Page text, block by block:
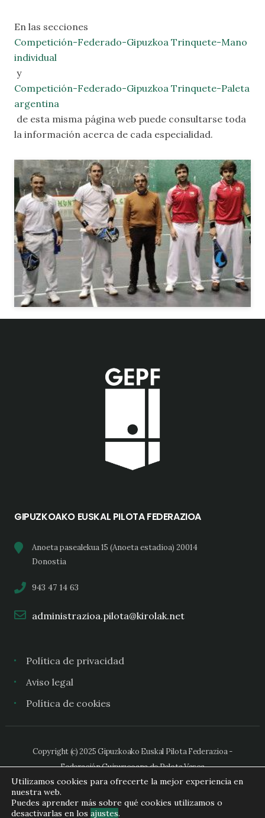
En las secciones
Competición-Federado-Gipuzkoa Trinquete-Mano
individual
y
Competición-Federado-Gipuzkoa Trinquete-Paleta
argentina
de esta misma página web puede consultarse toda
la información acerca de cada especialidad.
GIPUZKOAKO EUSKAL PILOTA FEDERAZIOA
Anoeta pasealekua 15 (Anoeta estadioa) 20014
Donostia
943 47 14 63
administrazioa.pilota@kirolak.net
Política de privacidad
Aviso legal
Política de cookies
Copyright (c) 2025 Gipuzkoako Euskal Pilota Federazioa -
Federación Guipuzcoana de Pelota Vasca
Utilizamos cookies para ofrecerte la mejor experiencia en
nuestra web.
Puedes aprender más sobre qué cookies utilizamos o
desactivarlas en los ajustes.